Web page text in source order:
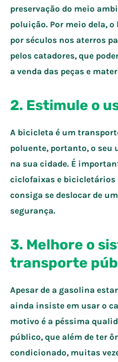
preservação do meio
poluição. Por meio dela,
por séculos nos aterros
pelos catadores, que
a venda das peças e
2. Estimule o
A bicicleta é um
poluente, portanto, o seu
na sua cidade. É
ciclofaixas e bicicletários
consiga se deslocar de
segurança.
3. Melhore o
transporte
Apesar de a gasolina
ainda insiste em usar o
motivo é a péssima
público, que além de ter
condicionado, muitas